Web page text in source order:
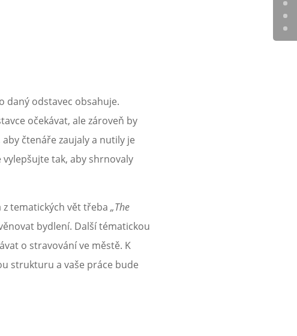
daný odstavec obsahuje.
očekávat, ale zároveň by
čtenáře zaujaly a nutily je
tak, aby shrnovaly
tematických vět třeba „The
bydlení. Další tématickou
o stravování ve městě. K
strukturu a vaše práce bude